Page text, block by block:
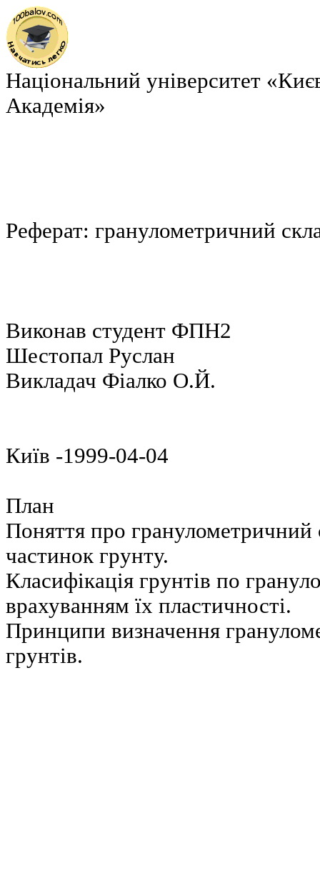
Національний університет
Академія»
Реферат: гранулометричний
Виконав студент ФПН2
Шестопал Руслан
Викладач Фіалко О.Й.
Київ -1999-04-04
План
Поняття про гранулометричний
частинок грунту.
Класифікація грунтів по
врахуванням їх пластичності.
Принципи визначення
грунтів.